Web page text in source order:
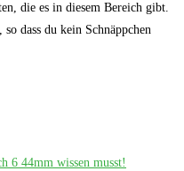
die es in diesem Bereich gibt.
dass du kein Schnäppchen
6 44mm wissen musst!